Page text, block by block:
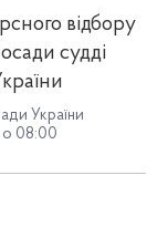
відбору
судді
України
о 08:00